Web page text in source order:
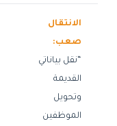
الانتقال
صعب:
“نقل بياناتي
القديمة
وتحويل
الموظفين